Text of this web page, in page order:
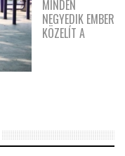
MINDEN
NEGYEDIK EMBER
KÖZELÍT A